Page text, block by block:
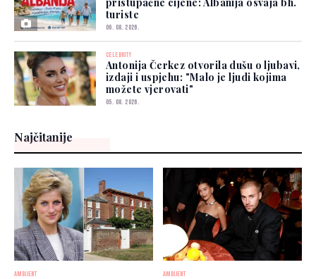
turiste
06. 08. 2026.
CELEBRITY
Antonija Čerkez otvorila dušu o ljubavi,
izdaji i uspjehu: "Malo je ljudi kojima
možete vjerovati"
05. 08. 2026.
Najčitanije
AMBIJENT AMBIJENT